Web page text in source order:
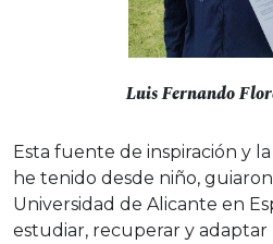
Luis Fernando
Esta fuente de inspiración y
he tenido desde niño,
Universidad de Alicante en
estudiar, recuperar y adaptar